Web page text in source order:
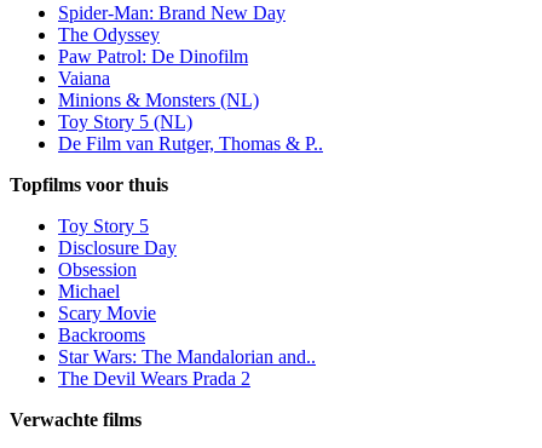
Spider-Man: Brand New Day
The Odyssey
Paw Patrol: De Dinofilm
Vaiana
Minions & Monsters (NL)
Toy Story 5 (NL)
De Film van Rutger, Thomas & P..
Topfilms voor thuis
Toy Story 5
Disclosure Day
Obsession
Michael
Scary Movie
Backrooms
Star Wars: The Mandalorian and..
The Devil Wears Prada 2
Verwachte films